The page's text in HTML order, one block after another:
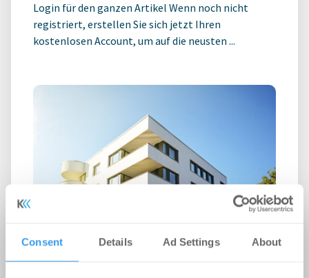
Consent Details Ad Settings About
Login für den ganzen Artikel Wenn noch nicht
registriert, erstellen Sie sich jetzt Ihren
kostenlosen Account, um auf die neusten ...
GREIX Kaufpreisindex Q2 2026: